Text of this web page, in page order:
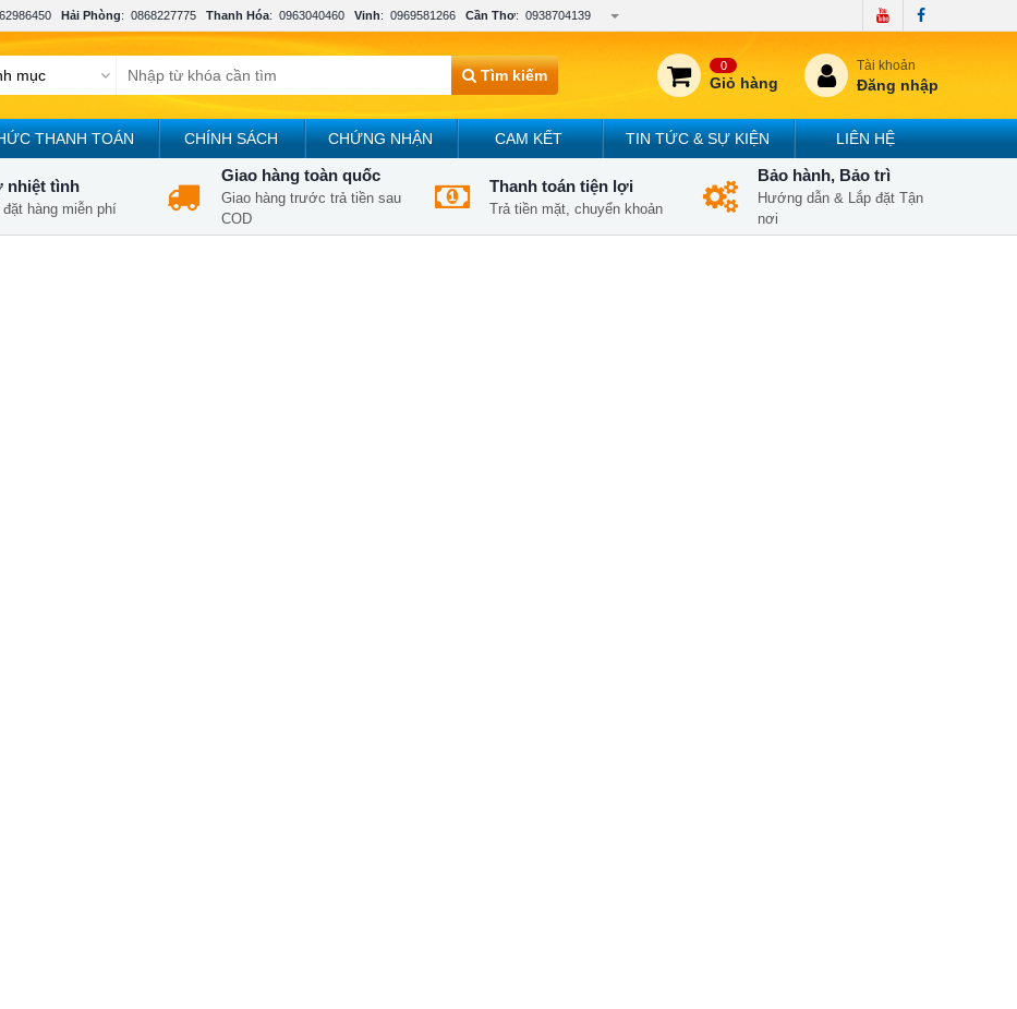
Hải Phòng: 0868227775 Thanh Hóa: 0963040460 Vinh: 0969581266 Cần Thơ: 0938704139
Tìm kiếm
0
Giỏ hàng
Tài khoản
Đăng nhập
THANH TOÁN CHÍNH SÁCH CHỨNG NHẬN CAM KẾT TIN TỨC & SỰ KIỆN LIÊN HỆ
nhiệt tình
hàng miễn phí
Giao hàng toàn quốc
Giao hàng trước trả tiền sau
COD
Thanh toán tiện lợi
Trả tiền mặt, chuyển khoản
Bảo hành, Bảo trì
Hướng dẫn & Lắp đặt Tận
nơi